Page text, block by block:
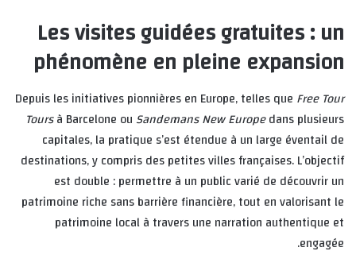
Les visites guidées gratuites : un
phénomène en pleine expansion
Depuis les initiatives pionnières en Europe, telles que Free Tour
Toursà Barcelone ou Sandemans New Europedans plusieurs
capitales, la pratique s’est étendue à un large éventail de
destinations, y compris des petites villes françaises. L’objectif
est double : permettre à un public varié de découvrir un
patrimoine riche sans barrière financière, tout en valorisant le
patrimoine local à travers une narration authentique et
engagée.